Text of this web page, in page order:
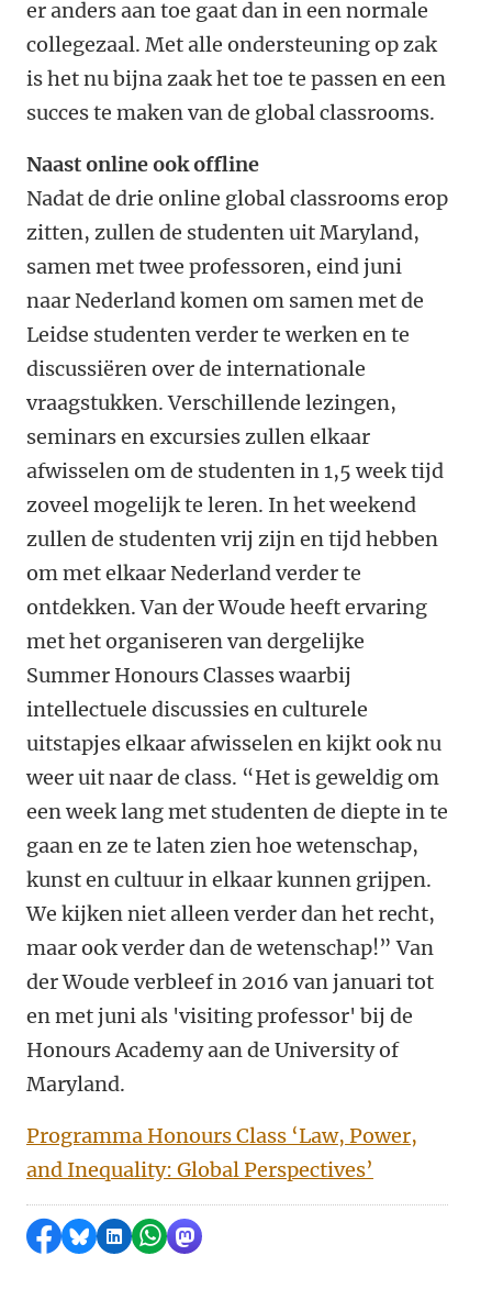
er anders aan toe gaat dan in een normale
collegezaal. Met alle ondersteuning op zak
is het nu bijna zaak het toe te passen en een
succes te maken van de global classrooms.
Naast online ook offline
Nadat de drie online global classrooms erop
zitten, zullen de studenten uit Maryland,
samen met twee professoren, eind juni
naar Nederland komen om samen met de
Leidse studenten verder te werken en te
discussiëren over de internationale
vraagstukken. Verschillende lezingen,
seminars en excursies zullen elkaar
afwisselen om de studenten in 1,5 week tijd
zoveel mogelijk te leren. In het weekend
zullen de studenten vrij zijn en tijd hebben
om met elkaar Nederland verder te
ontdekken. Van der Woude heeft ervaring
met het organiseren van dergelijke
Summer Honours Classes waarbij
intellectuele discussies en culturele
uitstapjes elkaar afwisselen en kijkt ook nu
weer uit naar de class. “Het is geweldig om
een week lang met studenten de diepte in te
gaan en ze te laten zien hoe wetenschap,
kunst en cultuur in elkaar kunnen grijpen.
We kijken niet alleen verder dan het recht,
maar ook verder dan de wetenschap!” Van
der Woude verbleef in 2016 van januari tot
en met juni als 'visiting professor' bij de
Honours Academy aan de University of
Maryland.
Programma Honours Class ‘Law, Power,
and Inequality: Global Perspectives’
Delen op Facebook
Delen via Bluesky
Delen op LinkedIn
Delen via WhatsApp
Delen via Mastodon